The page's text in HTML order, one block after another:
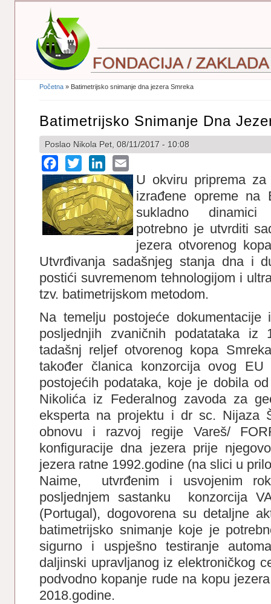
Vi Ste Ovdje
Početna » Batimetrijsko snimanje dna jezera Smreka
Batimetrijsko Snimanje Dna
Poslao Nikola Pet, 08/11/2017 - 10:08
Facebook
Twitter LinkedIn
U okviru priprema
izrađene opreme na
sukladno dinamici
potrebno je utvrditi
jezera otvorenog
Utvrđivanja sadašnjeg stanja dna i
postići suvremenom tehnologijom i
tzv. batimetrijskom metodom.
Na temelju postojeće dokumentacije
posljednjih zvaničnih podatataka iz
tadašnj reljef otvorenog kopa
također članica konzorcija ovog
postojećih podataka, koje je dobila
Nikolića iz Federalnog zavoda za
eksperta na projektu i dr sc. Nijaza
obnovu i razvoj regije Vareš/
konfiguracije dna jezera prije
jezera ratne 1992.godine (na slici u
Naime, utvrđenim i usvojenim
posljednjem sastanku konzorcija
(Portugal), dogovorena su detaljne
batimetrijsko snimanje koje je
sigurno i uspješno testiranje
daljinski upravljanog iz elektroničkog
podvodno kopanje rude na kopu
2018.godine.